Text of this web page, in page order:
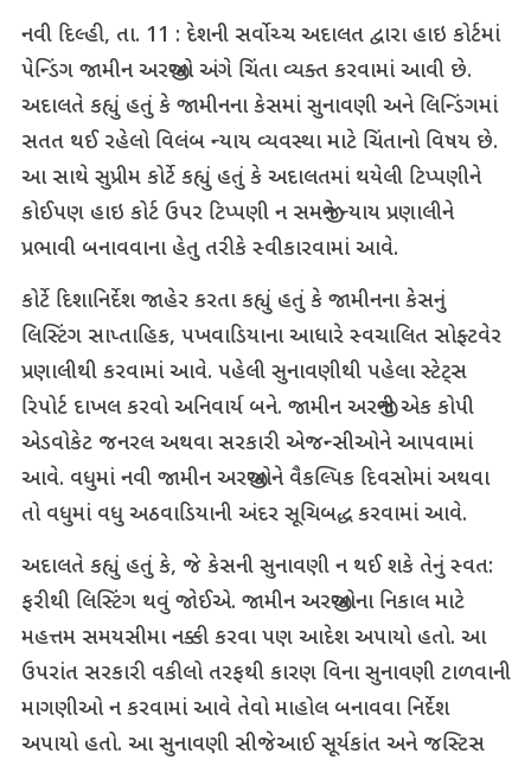
નવી દિલ્હી, તા. 11 : દેશની સર્વોચ્ચ અદાલત દ્વારા હાઇ કોર્ટમાં
પેન્ડિંગ જામીન અરજીઓ અંગે ચિંતા વ્યક્ત કરવામાં આવી છે.
અદાલતે કહ્યું હતું કે જામીનના કેસમાં સુનાવણી અને લિન્ડિંગમાં
સતત થઈ રહેલો વિલંબ ન્યાય વ્યવસ્થા માટે ચિંતાનો વિષય છે.
આ સાથે સુપ્રીમ કોર્ટે કહ્યું હતું કે અદાલતમાં થયેલી ટિપ્પણીને
કોઈપણ હાઇ કોર્ટ ઉપર ટિપ્પણી ન સમજીને ન્યાય પ્રણાલીને
પ્રભાવી બનાવવાના હેતુ તરીકે સ્વીકારવામાં આવે.
કોર્ટે દિશાનિર્દેશ જાહેર કરતા કહ્યું હતું કે જામીનના કેસનું
લિસ્ટિંગ સાપ્તાહિક, પખવાડિયાના આધારે સ્વચાલિત સોફ્ટવેર
પ્રણાલીથી કરવામાં આવે. પહેલી સુનાવણીથી પહેલા સ્ટેટ્સ
રિપોર્ટ દાખલ કરવો અનિવાર્ય બને. જામીન અરજીની એક કોપી
એડવોકેટ જનરલ અથવા સરકારી એજન્સીઓને આપવામાં
આવે. વધુમાં નવી જામીન અરજીઓને વૈકલ્પિક દિવસોમાં અથવા
તો વધુમાં વધુ અઠવાડિયાની અંદર સૂચિબદ્ધ કરવામાં આવે.
અદાલતે કહ્યું હતું કે, જે કેસની સુનાવણી ન થઈ શકે તેનું સ્વત:
ફરીથી લિસ્ટિંગ થવું જોઈએ. જામીન અરજીઓના નિકાલ માટે
મહત્તમ સમયસીમા નક્કી કરવા પણ આદેશ અપાયો હતો. આ
ઉપરાંત સરકારી વકીલો તરફથી કારણ વિના સુનાવણી ટાળવાની
માગણીઓ ન કરવામાં આવે તેવો માહોલ બનાવવા નિર્દેશ
અપાયો હતો. આ સુનાવણી સીજેઆઈ સૂર્યકાંત અને જસ્ટિસ